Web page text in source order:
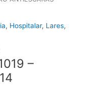
, Hospitalar, Lares,
–